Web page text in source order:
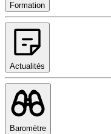
Formation
Actualités
Baromètre